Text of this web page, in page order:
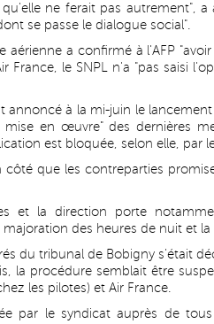
ne ferait pas autrement",
se passe le dialogue social".
aérienne a confirmé à l'AFP
France, le SNPL n'a "pas saisi
annoncé à la mi-juin le
en œuvre" des dernières
est bloquée, selon elle, par le
côté que les contreparties
et la direction porte
des heures de nuit et
du tribunal de Bobigny s'était
la procédure semblait être
les pilotes) et Air France.
par le syndicat auprès de